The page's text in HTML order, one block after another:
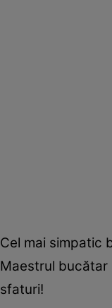
Cel mai simpatic
Maestrul bucătar
sfaturi!